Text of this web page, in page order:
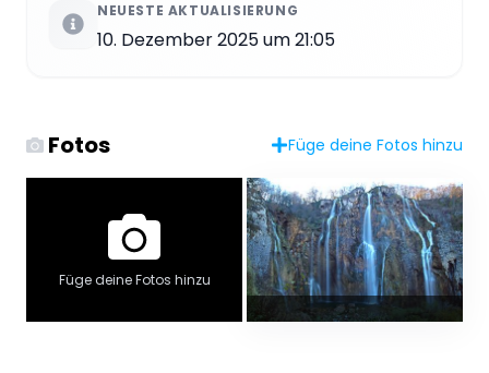
NEUESTE AKTUALISIERUNG
10. Dezember 2025 um 21:05
Fotos Füge deine Fotos hinzu
Füge deine Fotos hinzu